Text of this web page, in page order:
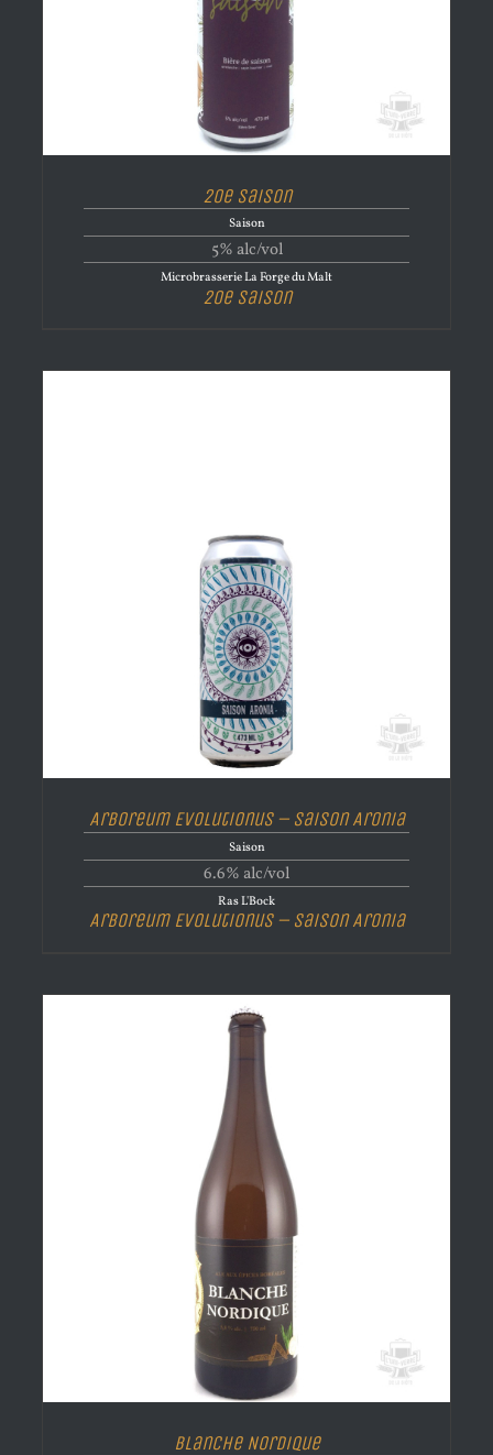
20e Saison
Saison
5% alc/vol
Microbrasserie La Forge du Malt
20e Saison
Arboreum Evolutionus – Saison Aronia
Saison
6.6% alc/vol
Ras L'Bock
Arboreum Evolutionus – Saison Aronia
Blanche Nordique